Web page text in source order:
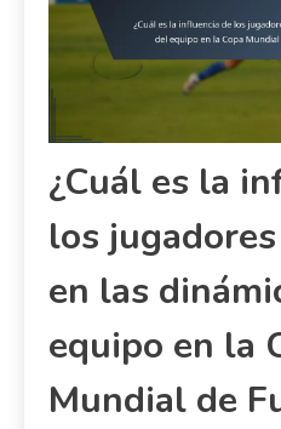
¿Cuál es la
los
en las
equipo en la
Mundial de